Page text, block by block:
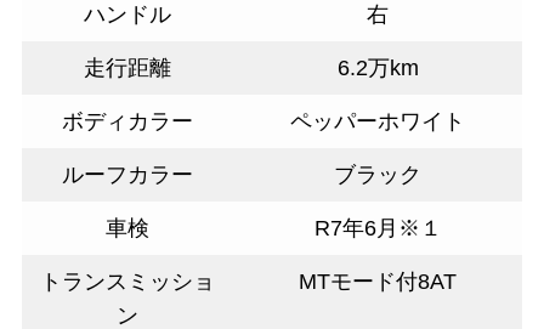
ハンドル 右
走行距離 6.2万km
ボディカラー ペッパーホワイト
ルーフカラー ブラック
車検 R7年6月※１
トランスミッショ
ン
MTモード付8AT